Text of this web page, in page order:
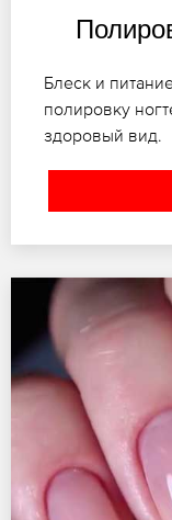
Блеск и
полировку
здоровый вид.